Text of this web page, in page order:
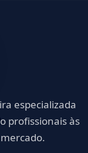
especializada
profissionais às